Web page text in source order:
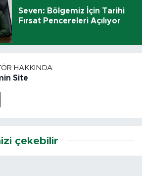
Seven: Bölgemiz İçin Tarihi
Fırsat Pencereleri Açılıyor
HAKKINDA
Site
çekebilir